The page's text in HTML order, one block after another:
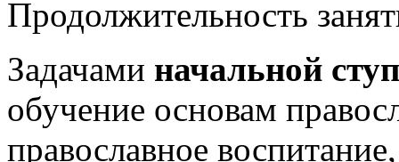
Продолжительность
Задачами начальной
обучение основам
православное